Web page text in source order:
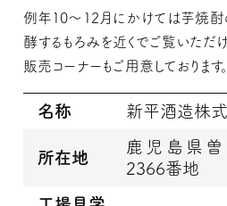
例年10～12月にかけては芋焼酎
酵するもろみを近くでご覧いただ
販売コーナーもご用意しております。
名称 新平酒造株
所在地
鹿児島県
2366番地